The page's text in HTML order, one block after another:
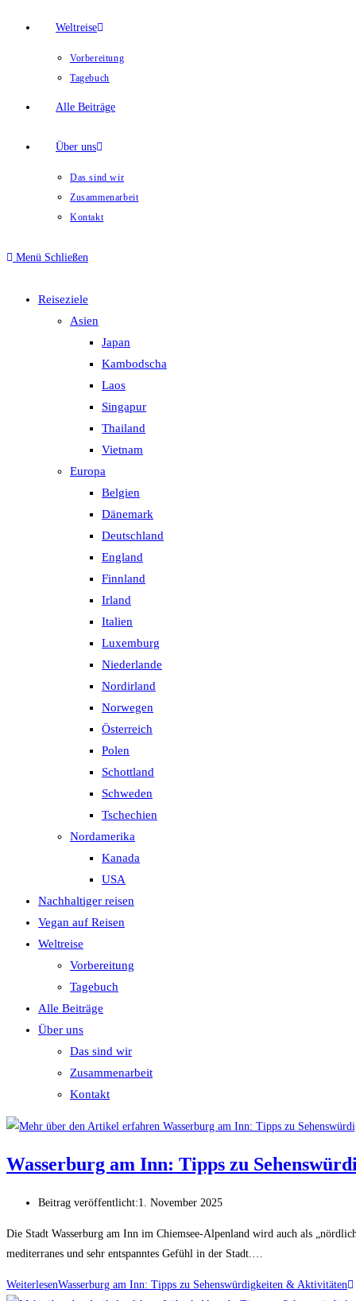
Weltreise
Vorbereitung
Tagebuch
Alle Beiträge
Über uns
Das sind wir
Zusammenarbeit
Kontakt
Menü Schließen
Reiseziele
Asien
Japan
Kambodscha
Laos
Singapur
Thailand
Vietnam
Europa
Belgien
Dänemark
Deutschland
England
Finnland
Irland
Italien
Luxemburg
Niederlande
Nordirland
Norwegen
Österreich
Polen
Schottland
Schweden
Tschechien
Nordamerika
Kanada
USA
Nachhaltiger reisen
Vegan auf Reisen
Weltreise
Vorbereitung
Tagebuch
Alle Beiträge
Über uns
Das sind wir
Zusammenarbeit
Kontakt
Wasserburg am Inn: Tipps zu
Beitrag veröffentlicht:1. November 2025
Die Stadt Wasserburg am Inn im Chiemsee-Alpenland wird auch als
mediterranes und sehr entspanntes Gefühl in der Stadt.…
WeiterlesenWasserburg am Inn: Tipps zu Sehenswürdigkeiten & Aktivitäten